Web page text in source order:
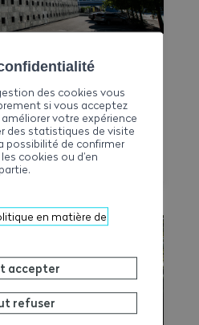
: le CN Time-
suisse (CPSA) met
des entreprises et
paritaires
outil destiné à
Il permet de calculer
heures
sur une base
générant une
en PDF.
des cookies vous
si vous acceptez
votre expérience
des statistiques de visite
possibilité de confirmer
cookies ou d’en
en matière de
accepter
refuser